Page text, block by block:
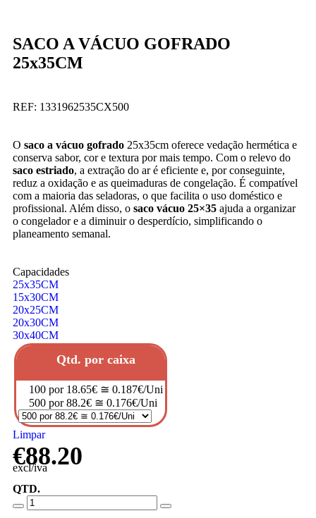
SACO A VÁCUO GOFRADO
25x35CM
REF: 1331962535CX500
O saco a vácuo gofrado 25x35cm oferece vedação hermética e
conserva sabor, cor e textura por mais tempo. Com o relevo do
saco estriado, a extração do ar é eficiente e, por conseguinte,
reduz a oxidação e as queimaduras de congelação. É compatível
com a maioria das seladoras, o que facilita o uso doméstico e
profissional. Além disso, o saco vácuo 25×35 ajuda a organizar
o congelador e a diminuir o desperdício, simplificando o
planeamento semanal.
Capacidades
25x35CM
15x30CM
20x25CM
20x30CM
30x40CM
Qtd. por caixa
100 por 18.65€ ≅ 0.187€/Uni
500 por 88.2€ ≅ 0.176€/Uni
Limpar
€88.20
excl/iva
QTD.